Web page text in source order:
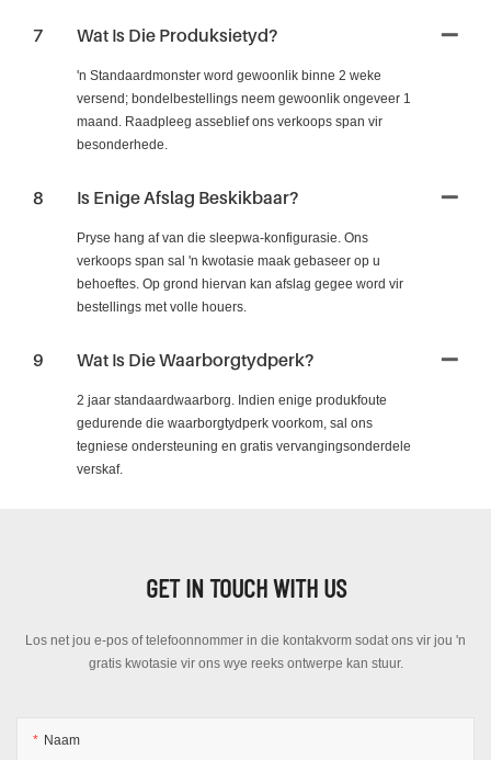
7 Wat Is Die Produksietyd?
'n Standaardmonster word gewoonlik binne 2 weke
versend; bondelbestellings neem gewoonlik ongeveer 1
maand. Raadpleeg asseblief ons verkoops span vir
besonderhede.
8 Is Enige Afslag Beskikbaar?
Pryse hang af van die sleepwa-konfigurasie. Ons
verkoops span sal 'n kwotasie maak gebaseer op u
behoeftes. Op grond hiervan kan afslag gegee word vir
bestellings met volle houers.
9 Wat Is Die Waarborgtydperk?
2 jaar standaardwaarborg. Indien enige produkfoute
gedurende die waarborgtydperk voorkom, sal ons
tegniese ondersteuning en gratis vervangingsonderdele
verskaf.
GET IN TOUCH WITH US
Los net jou e-pos of telefoonnommer in die kontakvorm sodat ons vir jou 'n
gratis kwotasie vir ons wye reeks ontwerpe kan stuur.
Naam